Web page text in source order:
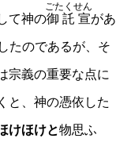
て神の御託宣
ごたくせん
があ
したのであるが、そ
宗義の重要な点に
と、神の憑依した
けほけと物思ふ